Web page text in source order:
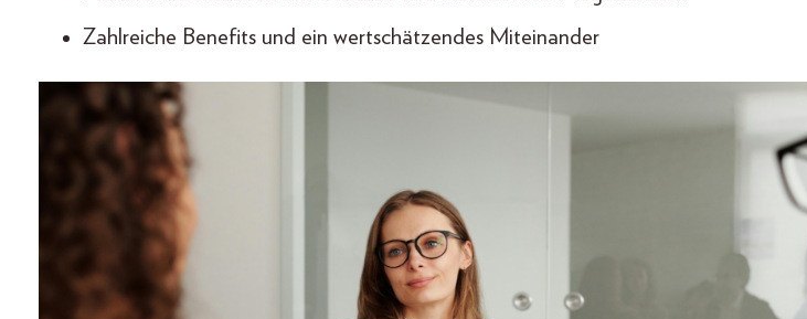
Zahlreiche Benefits und ein wertschätzendes Miteinander